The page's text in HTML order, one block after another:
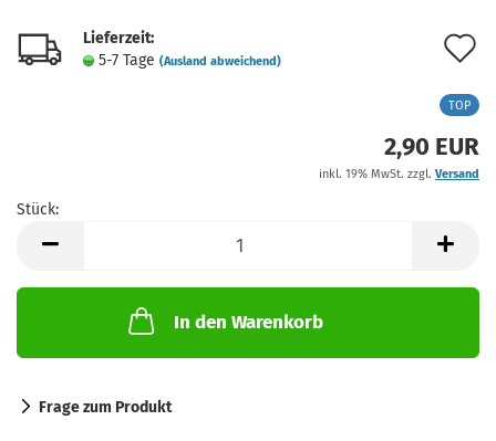
Lieferzeit:
5-7 Tage (Ausland abweichend)
TOP
2,90 EUR
inkl. 19% MwSt. zzgl. Versand
Stück:
In den Warenkorb
Frage zum Produkt